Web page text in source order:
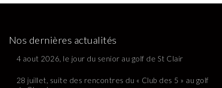
Nos dernières actualités
4 aout 2026, le jour du senior au golf de St Clair
28 juillet, suite des rencontres du « Club des 5 » au golf